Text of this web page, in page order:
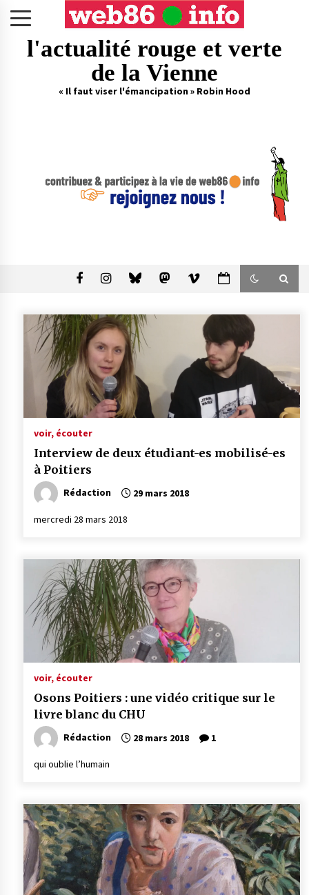
l'actualité rouge et verte
de la Vienne
« Il faut viser l'émancipation » Robin Hood
voir, écouter
Interview de deux étudiant-es mobilisé-es
à Poitiers
Rédaction 29 mars 2018
mercredi 28 mars 2018
voir, écouter
Osons Poitiers : une vidéo critique sur le
livre blanc du CHU
Rédaction 28 mars 2018 1
qui oublie l’humain